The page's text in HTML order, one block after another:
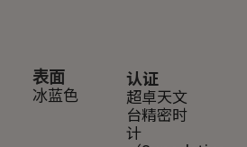
表面
冰蓝色
认证
超卓天文
台精密时
计